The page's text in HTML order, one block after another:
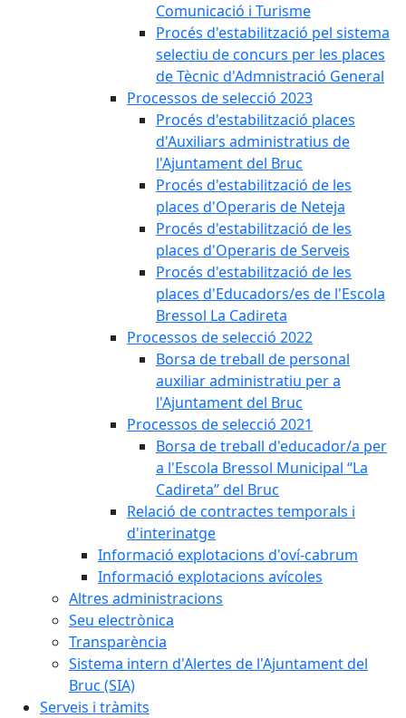
Comunicació i Turisme
Procés d'estabilització pel sistema
selectiu de concurs per les places
de Tècnic d'Admnistració General
Processos de selecció 2023
Procés d'estabilització places
d'Auxiliars administratius de
l'Ajuntament del Bruc
Procés d'estabilització de les
places d'Operaris de Neteja
Procés d'estabilització de les
places d'Operaris de Serveis
Procés d'estabilització de les
places d'Educadors/es de l'Escola
Bressol La Cadireta
Processos de selecció 2022
Borsa de treball de personal
auxiliar administratiu per a
l'Ajuntament del Bruc
Processos de selecció 2021
Borsa de treball d'educador/a per
a l'Escola Bressol Municipal “La
Cadireta” del Bruc
Relació de contractes temporals i
d'interinatge
Informació explotacions d'oví-cabrum
Informació explotacions avícoles
Altres administracions
Seu electrònica
Transparència
Sistema intern d'Alertes de l'Ajuntament del
Bruc (SIA)
Serveis i tràmits